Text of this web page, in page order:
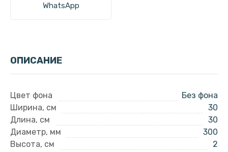
WhatsApp
ОПИСАНИЕ
Цвет фона
Без фона
Ширина, см
30
Длина, см
30
Диаметр, мм
300
Высота, см
2